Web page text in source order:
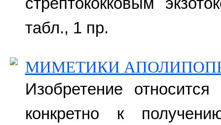
табл., 1 пр.
МИМЕТИКИ
Изобретение
конкретно к